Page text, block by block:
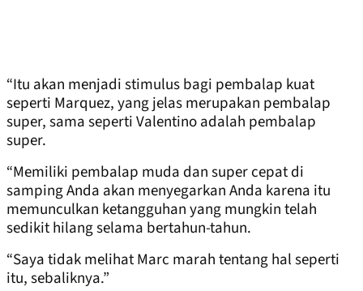
“Itu akan menjadi stimulus bagi pembalap kuat
seperti Marquez, yang jelas merupakan pembalap
super, sama seperti Valentino adalah pembalap
super.
“Memiliki pembalap muda dan super cepat di
samping Anda akan menyegarkan Anda karena itu
memunculkan ketangguhan yang mungkin telah
sedikit hilang selama bertahun-tahun.
“Saya tidak melihat Marc marah tentang hal seperti
itu, sebaliknya.”